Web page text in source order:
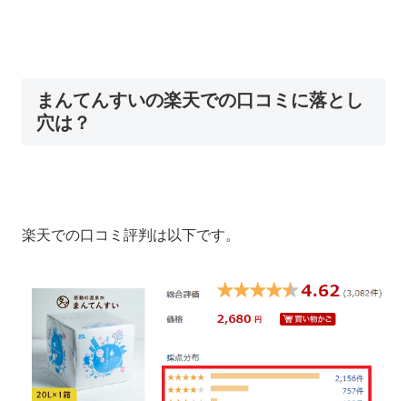
まんてんすいの楽天での口コミに落とし
穴は？
楽天での口コミ評判は以下です。